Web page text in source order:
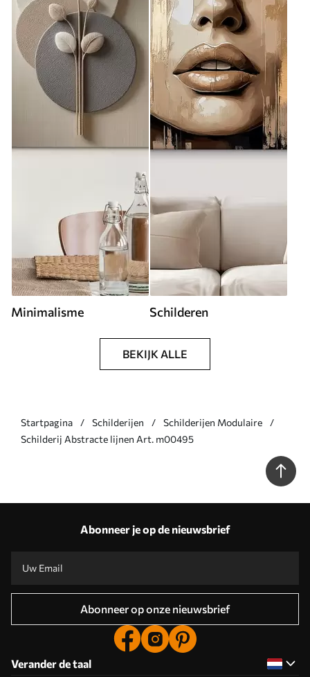
Minimalisme Schilderen
BEKIJK ALLE
Startpagina Schilderijen
Schilderijen Modulaire
Schilderij Abstracte lijnen Art. m00495
Abonneer je op de nieuwsbrief
Abonneer op onze nieuwsbrief
Verander de taal